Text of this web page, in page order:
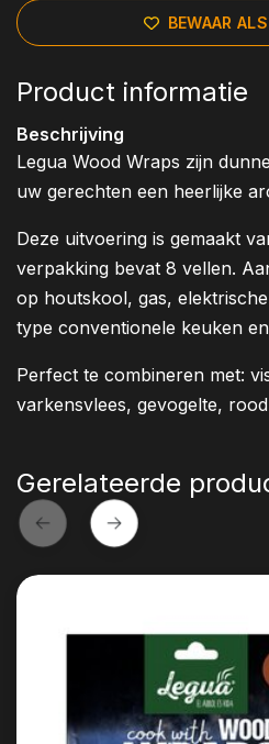
BEWAAR
Product informatie
Beschrijving
Legua Wood Wraps zijn
uw gerechten een heerlijke
Deze uitvoering is gemaakt
verpakking bevat 8 vellen.
op houtskool, gas,
type conventionele keuken
Perfect te combineren met:
varkensvlees, gevogelte,
Gerelateerde